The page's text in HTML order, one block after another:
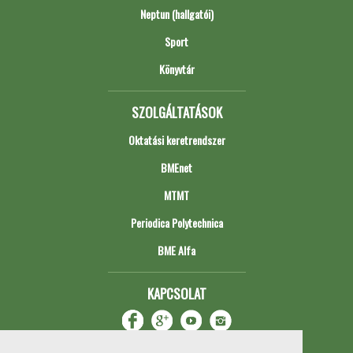
Neptun (hallgatói)
Sport
Könyvtár
SZOLGÁLTATÁSOK
Oktatási keretrendszer
BMEnet
MTMT
Periodica Polytechnica
BME Alfa
KAPCSOLAT